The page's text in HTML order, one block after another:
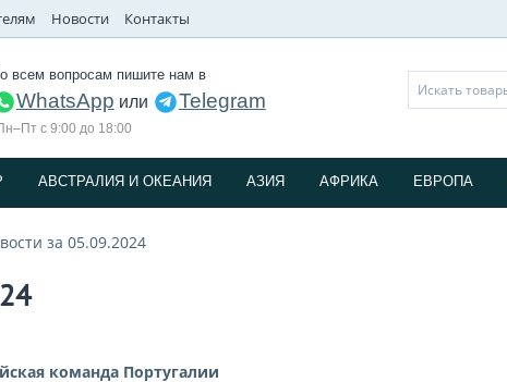
Новости Контакты
всем вопросам пишите нам в
WhatsApp или Telegram
с 9:00 до 18:00
АВСТРАЛИЯ И ОКЕАНИЯ АЗИЯ АФРИКА ЕВРОПА
за 05.09.2024
команда Португалии